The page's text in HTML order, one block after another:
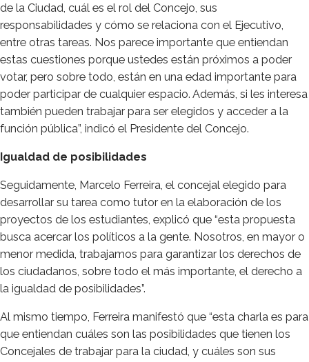
de la Ciudad, cuál es el rol del Concejo, sus
responsabilidades y cómo se relaciona con el Ejecutivo,
entre otras tareas. Nos parece importante que entiendan
estas cuestiones porque ustedes están próximos a poder
votar, pero sobre todo, están en una edad importante para
poder participar de cualquier espacio. Además, si les interesa
también pueden trabajar para ser elegidos y acceder a la
función pública”, indicó el Presidente del Concejo.
Igualdad de posibilidades
Seguidamente, Marcelo Ferreira, el concejal elegido para
desarrollar su tarea como tutor en la elaboración de los
proyectos de los estudiantes, explicó que “esta propuesta
busca acercar los políticos a la gente. Nosotros, en mayor o
menor medida, trabajamos para garantizar los derechos de
los ciudadanos, sobre todo el más importante, el derecho a
la igualdad de posibilidades”.
Al mismo tiempo, Ferreira manifestó que “esta charla es para
que entiendan cuáles son las posibilidades que tienen los
Concejales de trabajar para la ciudad, y cuáles son sus